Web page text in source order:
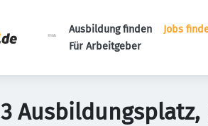
Ausbildung finden Jobs
Für Arbeitgeber
3